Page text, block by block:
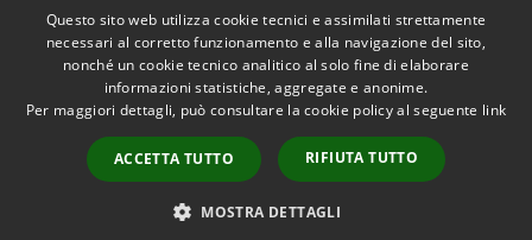
Accessibilità
Copyright © 2026 • Comune di
Grotte di Castro • Powered by
Municipium•
Accesso
redazione
Questo sito web utilizza cookie tecnici e assimilati strettamente
necessari al corretto funzionamento e alla navigazione del sito,
nonché un cookie tecnico analitico al solo fine di elaborare
informazioni statistiche, aggregate e anonime.
Per maggiori dettagli, può consultare la cookie policy al seguente link
ACCETTA TUTTO RIFIUTA TUTTO
MOSTRA DETTAGLI